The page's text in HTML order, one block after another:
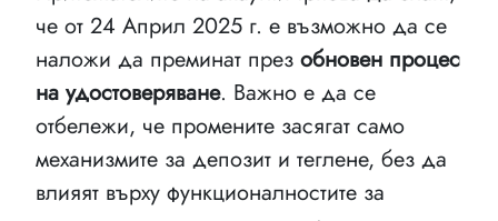
че от 24 Април 2025 г. е възможно да се
наложи да преминат през обновен процес
на удостоверяване. Важно е да се
отбележи, че промените засягат само
механизмите за депозит и теглене, без да
влияят върху функционалностите за